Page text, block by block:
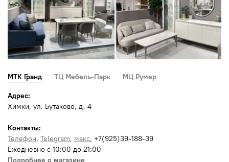
МТК Гранд ТЦ Мебель-Парк МЦ Румер
Адрес:
Химки, ул. Бутаково, д. 4
Контакты:
Телефон, Telegram, макс, +7(925)39-188-39
Ежедневно с 10:00 до 21:00
Подробнее о магазине